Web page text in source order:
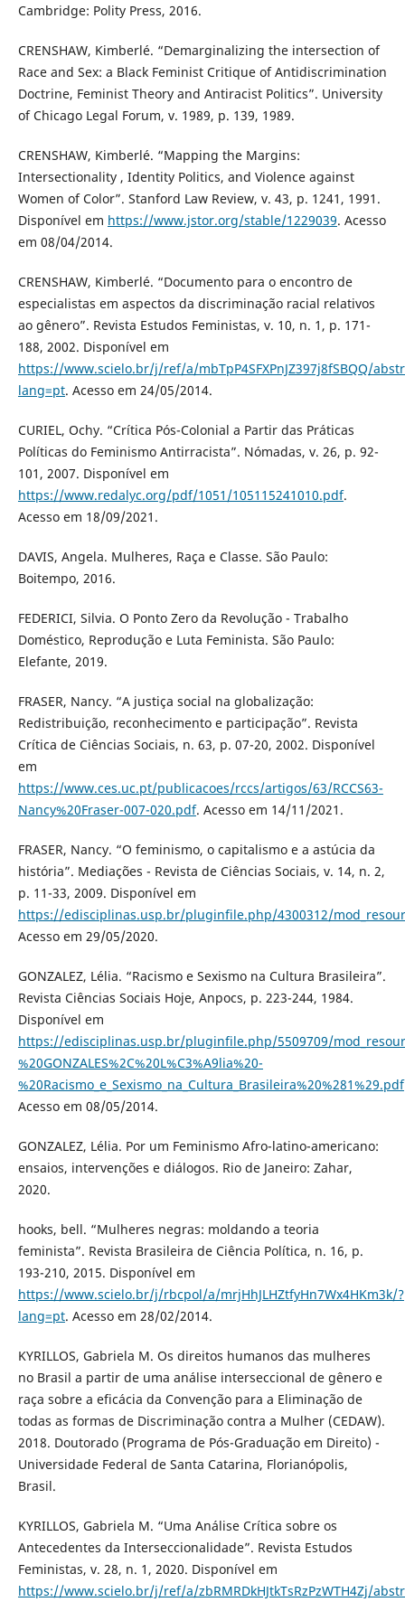
Cambridge: Polity Press, 2016.
CRENSHAW, Kimberlé. “Demarginalizing the intersection of
Race and Sex: a Black Feminist Critique of Antidiscrimination
Doctrine, Feminist Theory and Antiracist Politics”. University
of Chicago Legal Forum, v. 1989, p. 139, 1989.
CRENSHAW, Kimberlé. “Mapping the Margins:
Intersectionality , Identity Politics, and Violence against
Women of Color”. Stanford Law Review, v. 43, p. 1241, 1991.
Disponível em https://www.jstor.org/stable/1229039. Acesso
em 08/04/2014.
CRENSHAW, Kimberlé. “Documento para o encontro de
especialistas em aspectos da discriminação racial relativos
ao gênero”. Revista Estudos Feministas, v. 10, n. 1, p. 171-
188, 2002. Disponível em
https://www.scielo.br/j/ref/a/mbTpP4SFXPnJZ397j8fSBQQ/
lang=pt. Acesso em 24/05/2014.
CURIEL, Ochy. “Crítica Pós-Colonial a Partir das Práticas
Políticas do Feminismo Antirracista”. Nómadas, v. 26, p. 92-
101, 2007. Disponível em
https://www.redalyc.org/pdf/1051/105115241010.pdf.
Acesso em 18/09/2021.
DAVIS, Angela. Mulheres, Raça e Classe. São Paulo:
Boitempo, 2016.
FEDERICI, Silvia. O Ponto Zero da Revolução - Trabalho
Doméstico, Reprodução e Luta Feminista. São Paulo:
Elefante, 2019.
FRASER, Nancy. “A justiça social na globalização:
Redistribuição, reconhecimento e participação”. Revista
Crítica de Ciências Sociais, n. 63, p. 07-20, 2002. Disponível
em
https://www.ces.uc.pt/publicacoes/rccs/artigos/63/RCCS63-
Nancy%20Fraser-007-020.pdf. Acesso em 14/11/2021.
FRASER, Nancy. “O feminismo, o capitalismo e a astúcia da
história”. Mediações - Revista de Ciências Sociais, v. 14, n. 2,
p. 11-33, 2009. Disponível em
https://edisciplinas.usp.br/pluginfile.php/4300312/
Acesso em 29/05/2020.
GONZALEZ, Lélia. “Racismo e Sexismo na Cultura Brasileira”.
Revista Ciências Sociais Hoje, Anpocs, p. 223-244, 1984.
Disponível em
https://edisciplinas.usp.br/pluginfile.php/5509709/
%20GONZALES%2C%20L%C3%A9lia%20-
%20Racismo_e_Sexismo_na_Cultura_Brasileira%20%281%29.pdf
Acesso em 08/05/2014.
GONZALEZ, Lélia. Por um Feminismo Afro-latino-americano:
ensaios, intervenções e diálogos. Rio de Janeiro: Zahar,
2020.
hooks, bell. “Mulheres negras: moldando a teoria
feminista”. Revista Brasileira de Ciência Política, n. 16, p.
193-210, 2015. Disponível em
https://www.scielo.br/j/rbcpol/a/mrjHhJLHZtfyHn7Wx4HKm3k/?
lang=pt. Acesso em 28/02/2014.
KYRILLOS, Gabriela M. Os direitos humanos das mulheres
no Brasil a partir de uma análise interseccional de gênero e
raça sobre a eficácia da Convenção para a Eliminação de
todas as formas de Discriminação contra a Mulher (CEDAW).
2018. Doutorado (Programa de Pós-Graduação em Direito) -
Universidade Federal de Santa Catarina, Florianópolis,
Brasil.
KYRILLOS, Gabriela M. “Uma Análise Crítica sobre os
Antecedentes da Interseccionalidade”. Revista Estudos
Feministas, v. 28, n. 1, 2020. Disponível em
https://www.scielo.br/j/ref/a/zbRMRDkHJtkTsRzPzWTH4Zj/